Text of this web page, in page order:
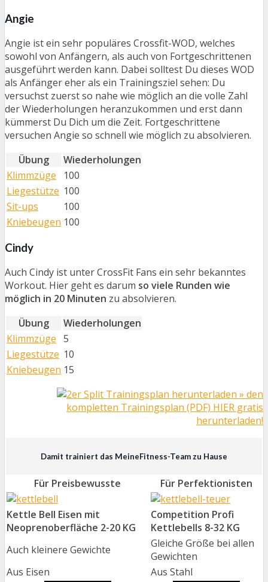
Angie
Angie ist ein sehr populäres Crossfit-WOD, welches
sowohl von Anfängern, als auch von Fortgeschrittenen
ausgeführt werden kann. Dabei solltest Du dieses WOD
als Anfänger eher als ein Trainingsziel sehen: Du
versuchst zuerst so nahe wie möglich an die volle Zahl
der Wiederholungen heranzukommen und erst dann
kümmerst Du Dich um die Zeit. Fortgeschrittene
versuchen Angie so schnell wie möglich zu absolvieren.
Übung
Wiederholungen
Klimmzüge
100
Liegestütze 100
Sit-ups
100
Kniebeugen 100
Cindy
Auch Cindy ist unter CrossFit Fans ein sehr bekanntes
Workout. Hier geht es darum so viele Runden wie
möglich in 20 Minuten zu absolvieren.
Übung
Wiederholungen
Klimmzüge 5
Liegestütze 10
Kniebeugen 15
» den
kompletten Trainingsplan (PDF) HIER gratis
herunterladen!
Damit trainiert das MeineFitness-Team zu Hause
Für Preisbewusste Für Perfektionisten
Kettle Bell Eisen mit
Neoprenoberfläche 2-20 KG
Competition Profi
Kettlebells 8-32 KG
Auch kleinere Gewichte
Gleiche Größe bei allen
Gewichten
Aus Eisen
Aus Stahl